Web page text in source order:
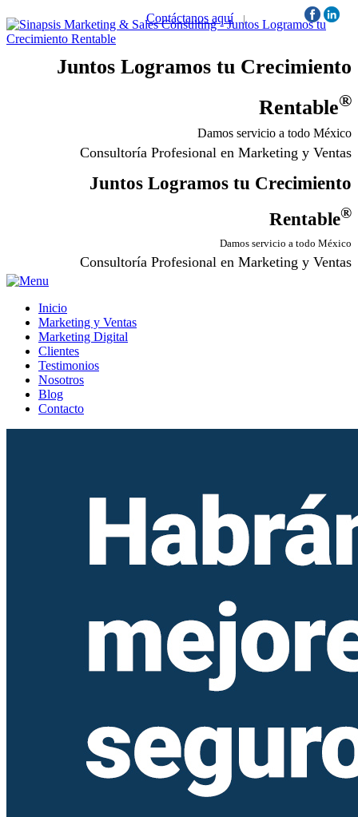
Contáctanos aquí | Síguenos:
Juntos Logramos tu Crecimiento
Rentable®
Damos servicio a todo México
Consultoría Profesional en Marketing y Ventas
Juntos Logramos tu Crecimiento
Rentable®
Damos servicio a todo México
Consultoría Profesional en Marketing y Ventas
Inicio
Marketing y Ventas
Marketing Digital
Clientes
Testimonios
Nosotros
Blog
Contacto